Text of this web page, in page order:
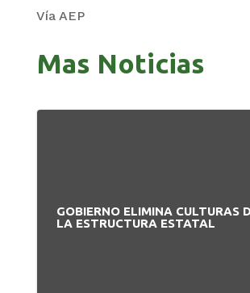
Vía AEP
Mas Noticias
GOBIERNO ELIMINA CULTURAS
LA ESTRUCTURA ESTATAL